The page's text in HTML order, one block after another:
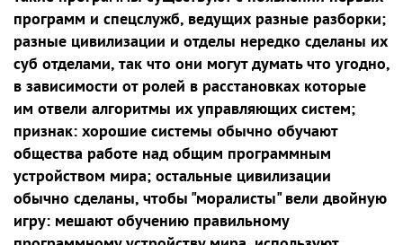
программ и спецслужб, ведущих разные разборки;
разные цивилизации и отделы нередко сделаны их
суб отделами, так что они могут думать что угодно,
в зависимости от ролей в расстановках которые
им отвели алгоритмы их управляющих систем;
признак: хорошие системы обычно обучают
общества работе над общим программным
устройством мира; остальные цивилизации
обычно сделаны, чтобы "моралисты" вели двойную
игру: мешают обучению правильному